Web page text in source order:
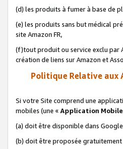
(d) les produits à fumer à base de
(e) les produits sans but médical
site Amazon FR,
(f)tout produit ou service exclu par
création de liens sur Amazon et
Politique Relative aux
Si votre Site comprend une
mobiles (une « Application Mobile
(a) doit être disponible dans
(b) doit être proposée gratuitement